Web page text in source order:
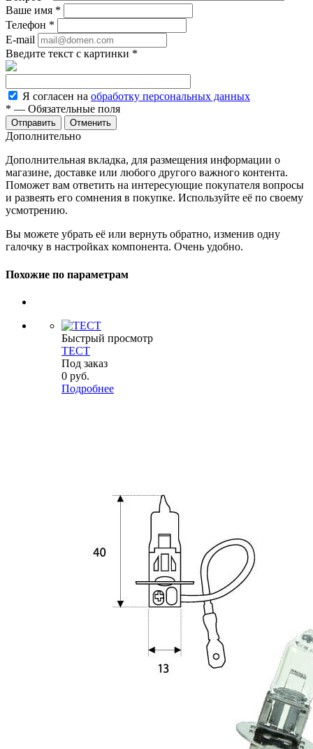
Ваше имя *
Телефон *
E-mail
Введите текст с картинки *
Я согласен на обработку персональных данных
* — Обязательные поля
Отменить
Дополнительно
Дополнительная вкладка, для размещения информации о
магазине, доставке или любого другого важного контента.
Поможет вам ответить на интересующие покупателя вопросы
и развеять его сомнения в покупке. Используйте её по своему
усмотрению.
Вы можете убрать её или вернуть обратно, изменив одну
галочку в настройках компонента. Очень удобно.
Похожие по параметрам
Быстрый просмотр
ТЕСТ
Под заказ
0 руб.
Подробнее